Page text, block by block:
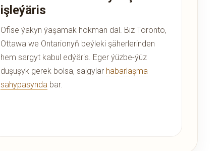
işleýäris
Ofise ýakyn ýaşamak hökman däl. Biz Toronto,
Ottawa we Ontarionyň beýleki şäherlerinden
hem sargyt kabul edýäris. Eger ýüzbe-ýüz
duşuşyk gerek bolsa, salgylar habarlaşma
sahypasynda bar.